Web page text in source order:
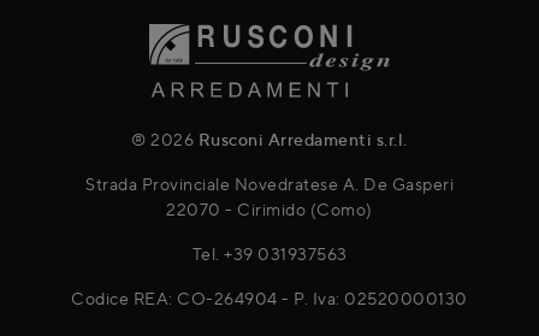
® 2026 Rusconi Arredamenti s.r.l.
Strada Provinciale Novedratese A. De Gasperi
22070 - Cirimido (Como)
Tel. +39 031937563
Codice REA: CO-264904 - P. Iva: 02520000130